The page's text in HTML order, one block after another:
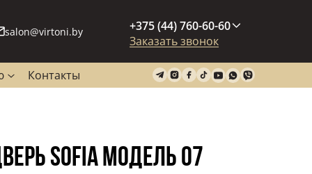
salon@virtoni.by
+375 (44) 760-60-60
Заказать звонок
Контакты
SOFIA МОДЕЛЬ 07